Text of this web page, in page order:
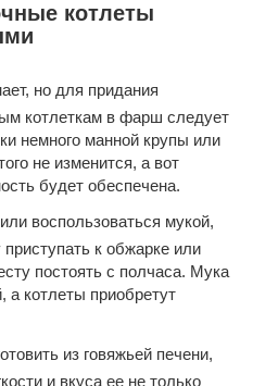
котлеты
но для придания
котлеткам в фарш следует
немного манной крупы или
не изменится, а вот
будет обеспечена.
воспользоваться мукой,
к обжарке или
постоять с полчаса. Мука
а котлеты приобретут
из говяжьей печени,
и вкуса ее не только